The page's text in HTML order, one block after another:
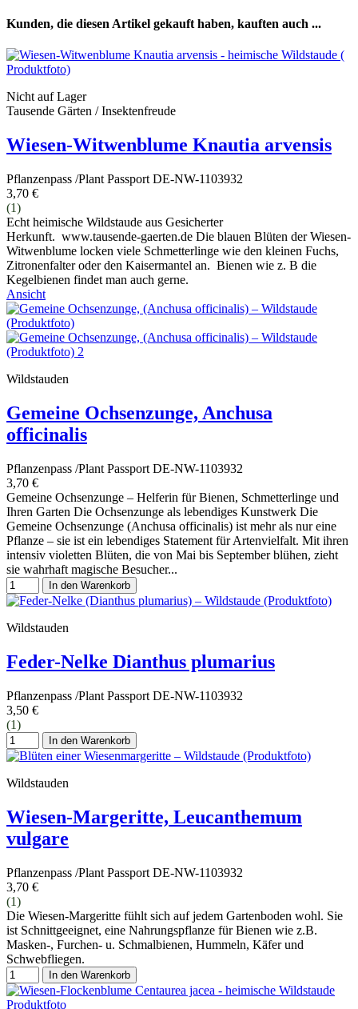
Kunden, die diesen Artikel gekauft haben, kauften auch ...
Nicht auf Lager
Tausende Gärten / Insektenfreude
Wiesen-Witwenblume Knautia arvensis
Pflanzenpass /Plant Passport DE-NW-1103932
3,70 €
(1)
Echt heimische Wildstaude aus Gesicherter
Herkunft. www.tausende-gaerten.de Die blauen Blüten der Wiesen-
Witwenblume locken viele Schmetterlinge wie den kleinen Fuchs,
Zitronenfalter oder den Kaisermantel an. Bienen wie z. B die
Kegelbienen findet man auch gerne.
Ansicht
Wildstauden
Gemeine Ochsenzunge, Anchusa
officinalis
Pflanzenpass /Plant Passport DE-NW-1103932
3,70 €
Gemeine Ochsenzunge – Helferin für Bienen, Schmetterlinge und
Ihren Garten Die Ochsenzunge als lebendiges Kunstwerk Die
Gemeine Ochsenzunge (Anchusa officinalis) ist mehr als nur eine
Pflanze – sie ist ein lebendiges Statement für Artenvielfalt. Mit ihren
intensiv violetten Blüten, die von Mai bis September blühen, zieht
sie wahrhaft magische Besucher...
In den Warenkorb
Wildstauden
Feder-Nelke Dianthus plumarius
Pflanzenpass /Plant Passport DE-NW-1103932
3,50 €
(1)
In den Warenkorb
Wildstauden
Wiesen-Margeritte, Leucanthemum
vulgare
Pflanzenpass /Plant Passport DE-NW-1103932
3,70 €
(1)
Die Wiesen-Margeritte fühlt sich auf jedem Gartenboden wohl. Sie
ist Schnittgeeignet, eine Nahrungspflanze für Bienen wie z.B.
Masken-, Furchen- u. Schmalbienen, Hummeln, Käfer und
Schwebfliegen.
In den Warenkorb